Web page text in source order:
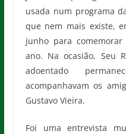
usada num programa
que nem mais existe,
junho para
ano. Na ocasião, Seu
adoentado
acompanhavam os
Gustavo Vieira.
Foi uma entrevista